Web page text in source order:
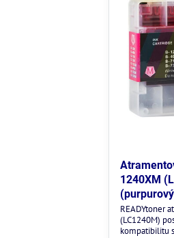
1240XM
READYtoner
(LC1240M)
kompatibilitu